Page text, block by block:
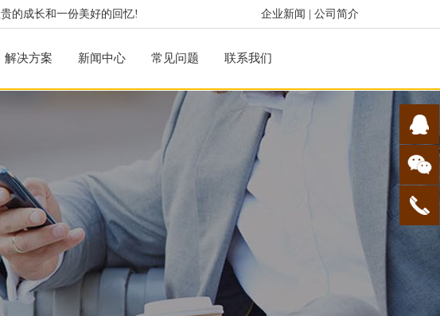
企业新闻 公司简介
的成长和一份美好的回忆!
解决方案 新闻中心 常见问题 联系我们